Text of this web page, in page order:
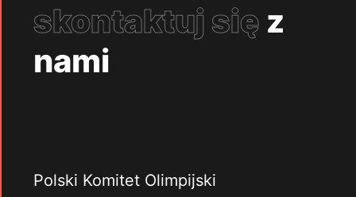
skontaktuj się z
nami
Polski Komitet Olimpijski